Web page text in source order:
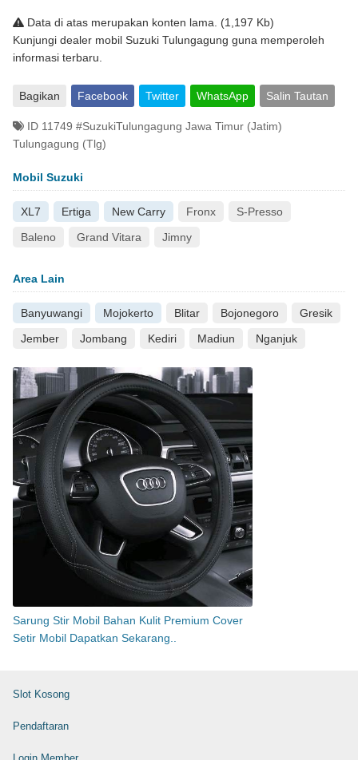
Data di atas merupakan konten lama. (1,197 Kb)
Kunjungi dealer mobil Suzuki Tulungagung guna memperoleh
informasi terbaru.
Bagikan Facebook Twitter WhatsApp Salin Tautan
ID 11749 #SuzukiTulungagung Jawa Timur (Jatim)
Tulungagung (Tlg)
Mobil Suzuki
XL7 Ertiga New Carry Fronx
S-Presso
Baleno
Grand Vitara Jimny
Area Lain
Banyuwangi Mojokerto Blitar Bojonegoro
Gresik
Jember
Jombang Kediri Madiun Nganjuk
Sarung Stir Mobil Bahan Kulit Premium Cover
Setir Mobil Dapatkan Sekarang..
Slot Kosong
Pendaftaran